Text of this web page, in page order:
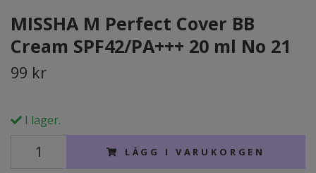
MISSHA M Perfect Cover BB
Cream SPF42/PA+++ 20 ml No 21
99 kr
I lager.
LÄGG I VARUKORGEN